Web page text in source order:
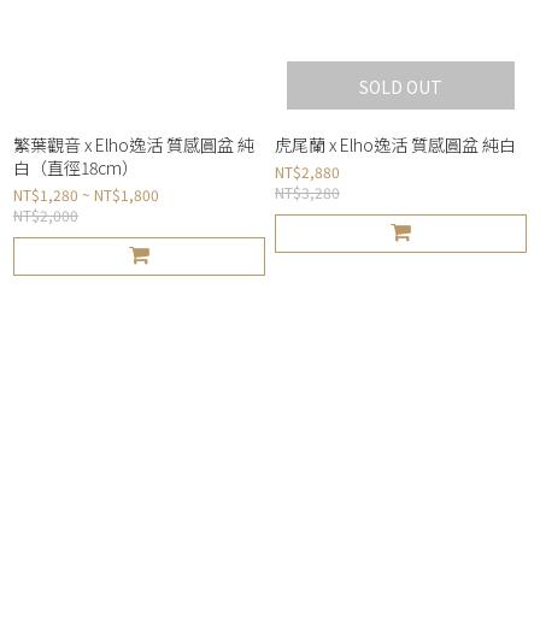
繁葉觀音 x Elho逸活 質感圓盆 純
白（直徑18cm）
NT$1,280 ~ NT$1,800
NT$2,000
SOLD OUT
虎尾蘭 x Elho逸活 質感圓盆 純白
NT$2,880
NT$3,280